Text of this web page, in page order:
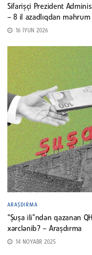
Sifarişçi Prezident
– 8 il azadlıqdan
16 İYUN 2026
ARAŞDIRMA
“Şuşa ili”ndən qazanan
xərclənib? – Araşdırma
14 NOYABR 2025